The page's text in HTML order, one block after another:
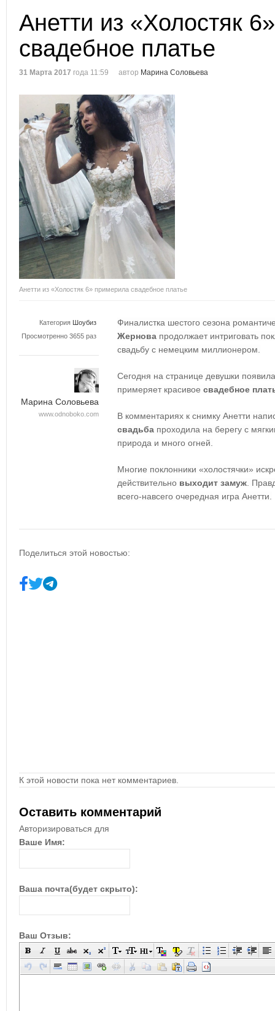
Анетти из «Холостяк
свадебное платье
31 Марта 2017 года 11:59 автор Марина Соловьева
Анетти из «Холостяк 6» примерила свадебное платье
Категория Шоубиз
Просмотренно 3655 раз
Марина Соловьева
www.odnoboko.com
Финалистка шестого сезона
Жернова продолжает интриговать
свадьбу с немецким миллионером.
Сегодня на странице девушки
примеряет красивое свадебное
В комментариях к снимку Анетти
свадьба проходила на берегу с
природа и много огней.
Многие поклонники «холостячки»
действительно выходит замуж .
всего-навсего очередная игра Анетти.
Поделиться этой новостью:
К этой новости пока нет комментариев.
Оставить комментарий
Авторизироваться для
Ваше Имя:
Ваша почта(будет скрыто):
Ваш Отзыв: